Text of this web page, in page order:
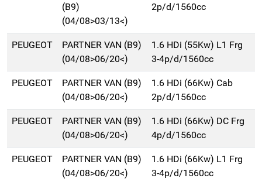
(B9)
(04/08>03/13<)
2p/d/1560cc
PEUGEOT
PARTNER VAN (B9)
(04/08>06/20<)
1.6 HDi (55Kw) L1 Frg
3-4p/d/1560cc
PEUGEOT
PARTNER VAN (B9)
(04/08>06/20<)
1.6 HDi (66Kw) Cab
2p/d/1560cc
PEUGEOT
PARTNER VAN (B9)
(04/08>06/20<)
1.6 HDi (66Kw) DC Frg
4p/d/1560cc
PEUGEOT
PARTNER VAN (B9)
(04/08>06/20<)
1.6 HDi (66Kw) L1 Frg
3-4p/d/1560cc